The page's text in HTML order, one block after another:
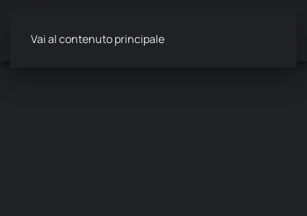
Vai al contenuto principale